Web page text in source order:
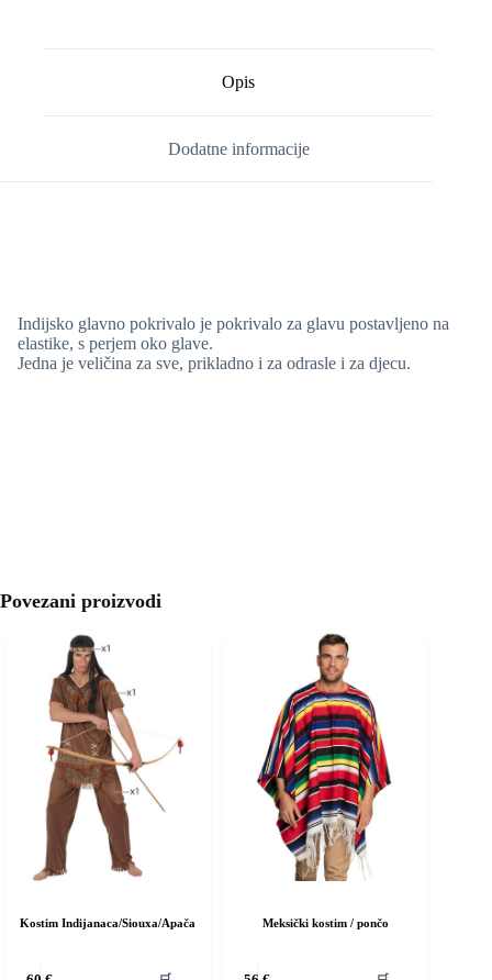
Opis
Dodatne informacije
Indijsko glavno pokrivalo je pokrivalo za glavu postavljeno na
elastike, s perjem oko glave.
Jedna je veličina za sve, prikladno i za odrasle i za djecu.
Povezani proizvodi
Kostim Indijanaca/Siouxa/Apača Meksički kostim / pončo